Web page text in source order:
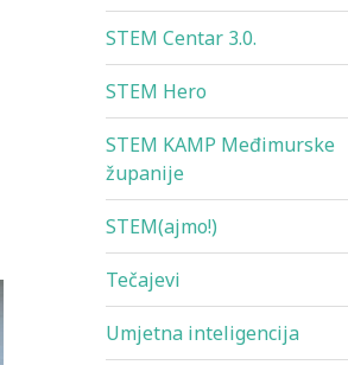
STEM Centar 3.0.
STEM Hero
STEM KAMP Međimurske
županije
STEM(ajmo!)
Tečajevi
Umjetna inteligencija